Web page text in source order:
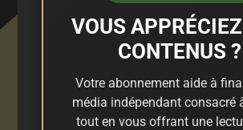
VOUS
CONTENUS ?
Votre abonnement aide à
média indépendant consacré
tout en vous offrant une